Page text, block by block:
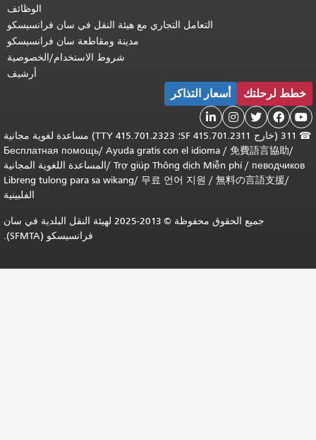
الوظائف
التعامل التجاري مع هيئة النقل في سان فرانسيسكو
مدينة ومقاطعة سان فرانسيسكو
شروط الاستخدام/الخصوصية
أرشيف
لرحلتك أسعار التذاكر




311 (خارج SF 415.701.2311؛ TTY 415.701.2323) مساعدة لغوية مجانية
免費語言協助
/
Ayuda gratis con el idioma
/
Бесплатная помощь
/
Trợ giúp Thông dịch Miễn phí
/ المساعدة اللغوية المجانية
無料の言語支援
/
무료 언어 지원
/
Libreng tulong para sa wikang
الفلبينية
جميع الحقوق محفوظة © 2013-2025 لهيئة النقل البلدية في سان
فرانسيسكو (SFMTA).